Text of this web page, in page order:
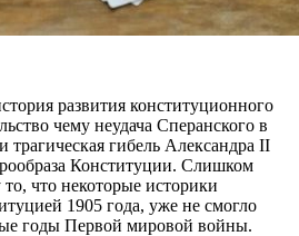
развития конституционного
чему неудача Сперанского в
трагическая гибель Александра II
Конституции. Слишком
что некоторые историки
1905 года, уже не смогло
годы Первой мировой войны.